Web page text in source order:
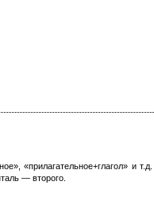
«прилагательное+глагол» и
— второго.